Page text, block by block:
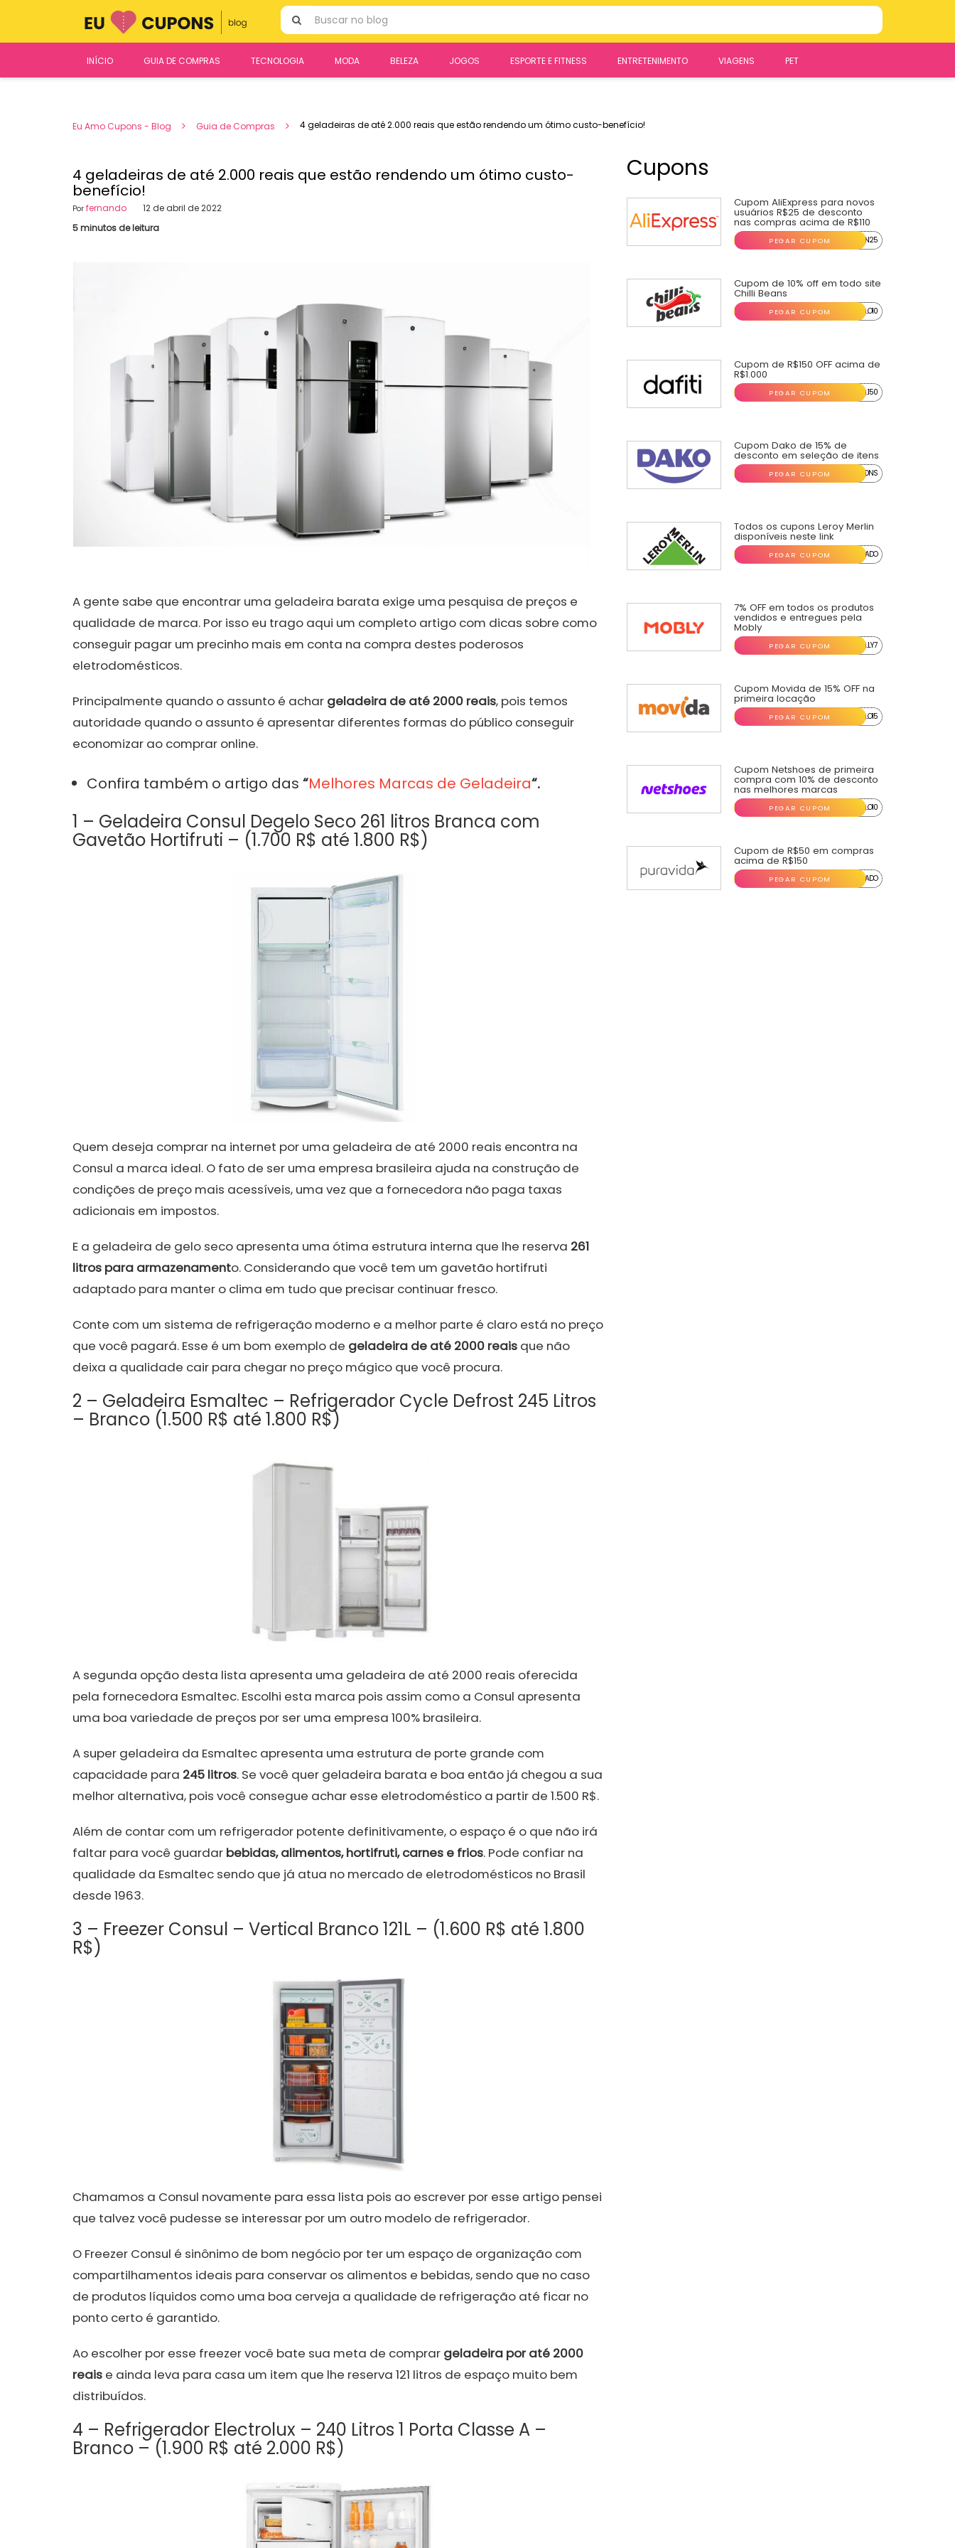
conteúdo
Pesquisar
por:
INÍCIO GUIA DE COMPRAS TECNOLOGIA MODA BELEZA JOGOS ESPORTE E FITNESS ENTRETENIMENTO VIAGENS PET
Eu Amo Cupons - Blog Guia de Compras 4 geladeiras de até 2.000 reais que estão rendendo um ótimo custo-benefício!
4 geladeiras de até 2.000 reais que estão rendendo um ótimo custo-
benefício!
Por fernando
12 de abril de 2022
5 minutos de leitura
A gente sabe que encontrar uma geladeira barata exige uma pesquisa de preços e
qualidade de marca. Por isso eu trago aqui um completo artigo com dicas sobre como
conseguir pagar um precinho mais em conta na compra destes poderosos
eletrodomésticos.
Principalmente quando o assunto é achar geladeira de até 2000 reais, pois temos
autoridade quando o assunto é apresentar diferentes formas do público conseguir
economizar ao comprar online.
Confira também o artigo das “Melhores Marcas de Geladeira“.
1 – Geladeira Consul Degelo Seco 261 litros Branca com
Gavetão Hortifruti – (1.700 R$ até 1.800 R$)
Quem deseja comprar na internet por uma geladeira de até 2000 reais encontra na
Consul a marca ideal. O fato de ser uma empresa brasileira ajuda na construção de
condições de preço mais acessíveis, uma vez que a fornecedora não paga taxas
adicionais em impostos.
E a geladeira de gelo seco apresenta uma ótima estrutura interna que lhe reserva 261
litros para armazenamento. Considerando que você tem um gavetão hortifruti
adaptado para manter o clima em tudo que precisar continuar fresco.
Conte com um sistema de refrigeração moderno e a melhor parte é claro está no preço
que você pagará. Esse é um bom exemplo de geladeira de até 2000 reais que não
deixa a qualidade cair para chegar no preço mágico que você procura.
2 – Geladeira Esmaltec – Refrigerador Cycle Defrost 245 Litros
– Branco (1.500 R$ até 1.800 R$)
A segunda opção desta lista apresenta uma geladeira de até 2000 reais oferecida
pela fornecedora Esmaltec. Escolhi esta marca pois assim como a Consul apresenta
uma boa variedade de preços por ser uma empresa 100% brasileira.
A super geladeira da Esmaltec apresenta uma estrutura de porte grande com
capacidade para 245 litros. Se você quer geladeira barata e boa então já chegou a sua
melhor alternativa, pois você consegue achar esse eletrodoméstico a partir de 1.500 R$.
Além de contar com um refrigerador potente definitivamente, o espaço é o que não irá
faltar para você guardar bebidas, alimentos, hortifruti, carnes e frios. Pode confiar na
qualidade da Esmaltec sendo que já atua no mercado de eletrodomésticos no Brasil
desde 1963.
3 – Freezer Consul – Vertical Branco 121L – (1.600 R$ até 1.800
R$)
Chamamos a Consul novamente para essa lista pois ao escrever por esse artigo pensei
que talvez você pudesse se interessar por um outro modelo de refrigerador.
O Freezer Consul é sinônimo de bom negócio por ter um espaço de organização com
compartilhamentos ideais para conservar os alimentos e bebidas, sendo que no caso
de produtos líquidos como uma boa cerveja a qualidade de refrigeração até ficar no
ponto certo é garantido.
Ao escolher por esse freezer você bate sua meta de comprar geladeira por até 2000
reais e ainda leva para casa um item que lhe reserva 121 litros de espaço muito bem
distribuídos.
4 – Refrigerador Electrolux – 240 Litros 1 Porta Classe A –
Branco – (1.900 R$ até 2.000 R$)
Cupons
Cupom AliExpress para novos
usuários R$25 de desconto
nas compras acima de R$110
PEGAR CUPOM ...N25
Cupom de 10% off em todo site
Chilli Beans
PEGAR CUPOM ...O10
Cupom de R$150 OFF acima de
R$1.000
PEGAR CUPOM ...150
Cupom Dako de 15% de
desconto em seleção de itens
PEGAR CUPOM ...ONS
Todos os cupons Leroy Merlin
disponíveis neste link
PEGAR CUPOM ...ADO
7% OFF em todos os produtos
vendidos e entregues pela
Mobly
PEGAR CUPOM ...LY7
Cupom Movida de 15% OFF na
primeira locação
PEGAR CUPOM ...O15
Cupom Netshoes de primeira
compra com 10% de desconto
nas melhores marcas
PEGAR CUPOM ...O10
Cupom de R$50 em compras
acima de R$150
PEGAR CUPOM ...ADO